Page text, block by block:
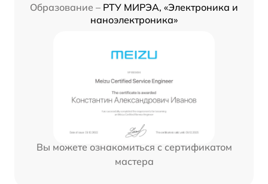
Образование – РТУ МИРЭА, «Электроника и
наноэлектроника»
Вы можете ознакомиться с сертификатом
мастера